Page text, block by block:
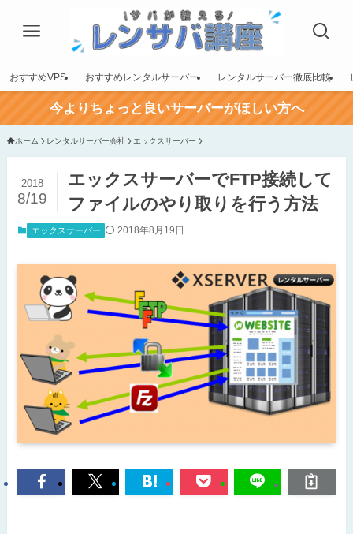
おすすめVPS おすすめレンタルサーバー レンタルサーバー徹底比較
今よりちょっと良いサーバーがほしい方へ
ホーム レンタルサーバー会社 エックスサーバー
エックスサーバーでFTP接続して
ファイルのやり取りを行う方法
2018
8/19
エックスサーバー 2018年8月19日